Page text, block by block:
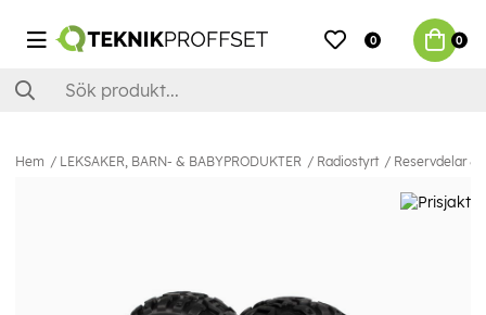
0 0
Hem LEKSAKER, BARN- & BABYPRODUKTER Radiostyrt Reservdelar &